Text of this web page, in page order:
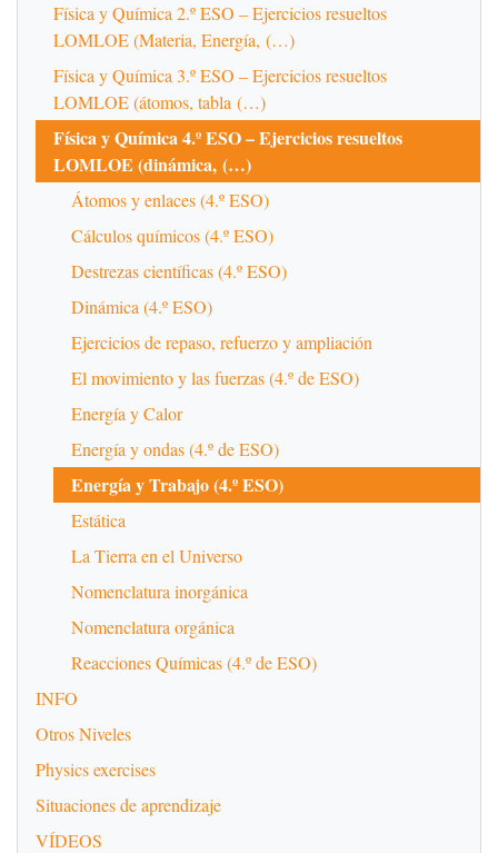
Física y Química 2.º ESO – Ejercicios resueltos
LOMLOE (Materia, Energía, (…)
Física y Química 3.º ESO – Ejercicios resueltos
LOMLOE (átomos, tabla (…)
Física y Química 4.º ESO – Ejercicios resueltos
LOMLOE (dinámica, (…)
Átomos y enlaces (4.º ESO)
Cálculos químicos (4.º ESO)
Destrezas científicas (4.º ESO)
Dinámica (4.º ESO)
Ejercicios de repaso, refuerzo y ampliación
El movimiento y las fuerzas (4.º de ESO)
Energía y Calor
Energía y ondas (4.º de ESO)
Energía y Trabajo (4.º ESO)
Estática
La Tierra en el Universo
Nomenclatura inorgánica
Nomenclatura orgánica
Reacciones Químicas (4.º de ESO)
INFO
Otros Niveles
Physics exercises
Situaciones de aprendizaje
VÍDEOS